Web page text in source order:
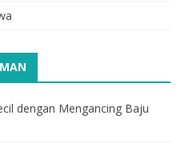
dengan Mengancing Baju